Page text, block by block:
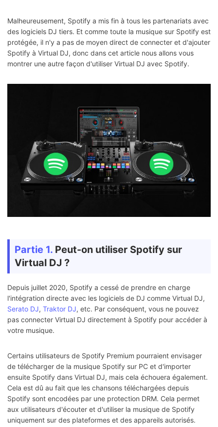
Malheureusement, Spotify a mis fin à tous les partenariats avec
des logiciels DJ tiers. Et comme toute la musique sur Spotify est
protégée, il n'y a pas de moyen direct de connecter et d'ajouter
Spotify à Virtual DJ, donc dans cet article nous allons vous
montrer une autre façon d'utiliser Virtual DJ avec Spotify.
Partie 1. Peut-on utiliser Spotify sur
Virtual DJ ?
Depuis juillet 2020, Spotify a cessé de prendre en charge
l'intégration directe avec les logiciels de DJ comme Virtual DJ,
Serato DJ, Traktor DJ, etc. Par conséquent, vous ne pouvez
pas connecter Virtual DJ directement à Spotify pour accéder à
votre musique.
Certains utilisateurs de Spotify Premium pourraient envisager
de télécharger de la musique Spotify sur PC et d'importer
ensuite Spotify dans Virtual DJ, mais cela échouera également.
Cela est dû au fait que les chansons téléchargées depuis
Spotify sont encodées par une protection DRM. Cela permet
aux utilisateurs d'écouter et d'utiliser la musique de Spotify
uniquement sur des plateformes et des appareils autorisés.